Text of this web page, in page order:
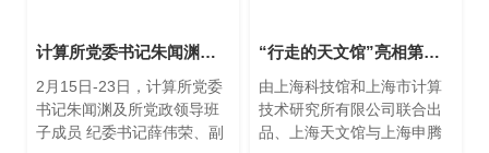
计算所党委书记朱闻渊带队到各部门、所属公司开展工作调研
2月15日-23日，计算所党委
书记朱闻渊及所党政领导班
子成员 纪委书记薛伟荣、副
“行走的天文馆”亮相第五届消博会：科技赋能科普，引领消费新体验
由上海科技馆和上海市计算
技术研究所有限公司联合出
品、上海天文馆与上海申腾